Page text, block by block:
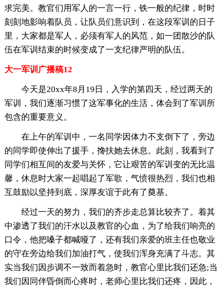
求完美。教官们用军人的一言一行，铁一般的纪律，时时
刻刻地影响着队员，让队员们意识到，在这段军训的日子
里，大家都是军人，必须有军人的风范，如一团散沙的队
伍在军训结束的时候变成了一支纪律严明的队伍。
大一军训广播稿12
今天是20xx年8月19日，入学的第四天，经过两天的
军训，我们逐渐习惯了这军事化的生活，体会到了军训所
包含的重要意义。
在上午的军训中，一名同学因体力不支倒下了，旁边
的同学即使伸出了援手，搀扶她去休息。此刻，我看到了
同学们相互间的友爱与关怀，它让艰苦的军训变的无比温
馨，休息时大家一起唱起了军歌，气愤很热烈，我们也相
互鼓励以坚持到底，深厚友谊于此有了奠基。
经过一天的努力，我们的齐步走总算比较齐了。着其
中渗透了我们的汗水以及教官的心血，为了给我们响亮的
口令，他把嗓子都喊哑了，还有我们亲爱的班主任也敬业
的守在旁边给我们加油打气，使我们浑身充满了斗志。其
实当我们因步调不一致而着急时，教官心里比我们还急;当
我们因同伴昏倒而心疼时，老师心里比我们还疼，因此，